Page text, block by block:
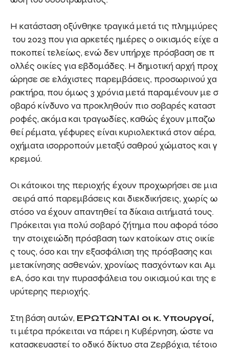
Η κατάσταση οξύνθηκε τραγικά μετά τις πλημμύρες
του 2023 που για αρκετές ημέρες ο οικισμός είχε α
ποκοπεί τελείως, ενώ δεν υπήρχε πρόσβαση σε π
ολλές οικίες για εβδομάδες. Η δημοτική αρχή προχ
ώρησε σε ελάχιστες παρεμβάσεις, προσωρινού χα
ρακτήρα, που όμως 3 χρόνια μετά παραμένουν με σ
οβαρό κίνδυνο να προκληθούν πιο σοβαρές καταστ
ροφές, ακόμα και τραγωδίες, καθώς έχουν μπαζω
θεί ρέματα, γέφυρες είναι κυριολεκτικά στον αέρα,
οχήματα ισορροπούν μεταξύ σαθρού χώματος και γ
κρεμού.
Οι κάτοικοι της περιοχής έχουν προχωρήσει σε μια
σειρά από παρεμβάσεις και διεκδικήσεις, χωρίς ω
στόσο να έχουν απαντηθεί τα δίκαια αιτήματά τους.
Πρόκειται για πολύ σοβαρό ζήτημα που αφορά τόσο
την στοιχειώδη πρόσβαση των κατοίκων στις οικίε
ς τους, όσο και την εξασφάλιση της πρόσβασης και
μετακίνησης ασθενών, χρονίως πασχόντων και Αμ
εΑ, όσο και την πυρασφάλεια του οικισμού και της ε
υρύτερης περιοχής.
Στη βάση αυτών, ΕΡΩΤΩΝΤΑΙ οι κ.Υπουργοί,
τι μέτρα πρόκειται να πάρει η Κυβέρνηση, ώστε να
κατασκευαστεί το οδικό δίκτυο στα Ζερβόχια, τέτοιο